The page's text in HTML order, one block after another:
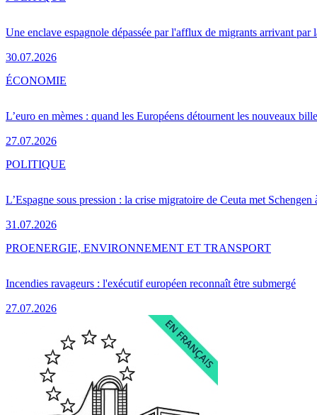
Une enclave espagnole dépassée par l'afflux de migrants arrivant par
30.07.2026
L’euro en mèmes : quand les Européens détournent les nouveaux
27.07.2026
ÉCONOMIE
L’Espagne sous pression : la crise migratoire de Ceuta met Schengen
31.07.2026
POLITIQUE
Incendies ravageurs : l'exécutif européen reconnaît être submergé
27.07.2026
PROENERGIE, ENVIRONNEMENT ET TRANSPORT